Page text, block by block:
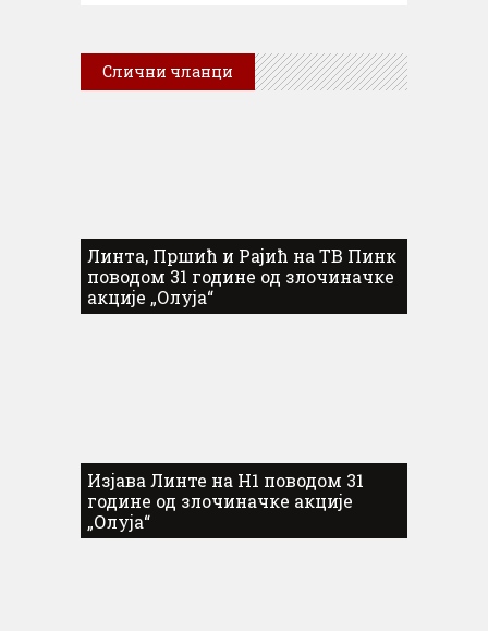
Слични чланци
Линта, Пршић и Рајић на ТВ Пинк
поводом 31 године од злочиначке
акције „Олуја“
Изјава Линте на Н1 поводом 31
године од злочиначке акције
„Олуја“